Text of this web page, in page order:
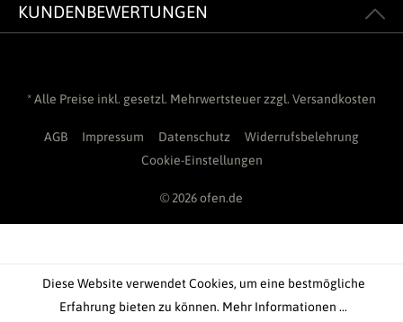
KUNDENBEWERTUNGEN
* Alle Preise inkl. gesetzl. Mehrwertsteuer zzgl. Versandkosten
AGB Impressum Datenschutz
Widerrufsbelehrung
Cookie-Einstellungen
© 2026 ofen.de
Diese Website verwendet Cookies, um eine bestmögliche
Erfahrung bieten zu können. Mehr Informationen ...